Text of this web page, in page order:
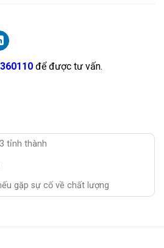
để được tư vấn.
tỉnh thành
gặp sự cố về chất lượng